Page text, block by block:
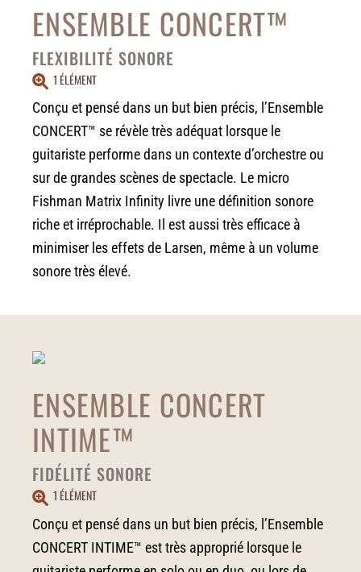
ENSEMBLE CONCERT™
FLEXIBILITÉ SONORE
1 ÉLÉMENT
Conçu et pensé dans un but bien précis, l’Ensemble
CONCERT™ se révèle très adéquat lorsque le
guitariste performe dans un contexte d’orchestre ou
sur de grandes scènes de spectacle. Le micro
Fishman Matrix Infinity livre une définition sonore
riche et irréprochable. Il est aussi très efficace à
minimiser les effets de Larsen, même à un volume
sonore très élevé.
ENSEMBLE CONCERT
INTIME™
FIDÉLITÉ SONORE
1 ÉLÉMENT
Conçu et pensé dans un but bien précis, l’Ensemble
CONCERT INTIME™ est très approprié lorsque le